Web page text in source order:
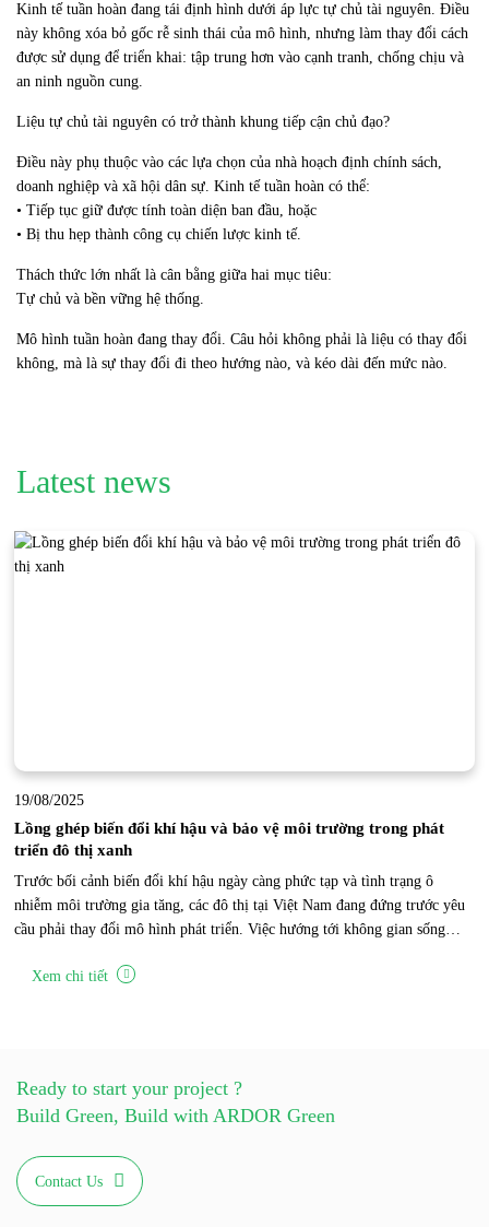
Kinh tế tuần hoàn đang tái định hình dưới áp lực tự chủ tài nguyên. Điều
này không xóa bỏ gốc rễ sinh thái của mô hình, nhưng làm thay đổi cách
được sử dụng để triển khai: tập trung hơn vào cạnh tranh, chống chịu và
an ninh nguồn cung.
Liệu tự chủ tài nguyên có trở thành khung tiếp cận chủ đạo?
Điều này phụ thuộc vào các lựa chọn của nhà hoạch định chính sách,
doanh nghiệp và xã hội dân sự. Kinh tế tuần hoàn có thể:
• Tiếp tục giữ được tính toàn diện ban đầu, hoặc
• Bị thu hẹp thành công cụ chiến lược kinh tế.
Thách thức lớn nhất là cân bằng giữa hai mục tiêu:
Tự chủ và bền vững hệ thống.
Mô hình tuần hoàn đang thay đổi. Câu hỏi không phải là liệu có thay đổi
không, mà là sự thay đổi đi theo hướng nào, và kéo dài đến mức nào.
Latest news
19/08/2025
Lồng ghép biến đổi khí hậu và bảo vệ môi trường trong phát
triển đô thị xanh
Trước bối cảnh biến đổi khí hậu ngày càng phức tạp và tình trạng ô
nhiễm môi trường gia tăng, các đô thị tại Việt Nam đang đứng trước yêu
cầu phải thay đổi mô hình phát triển. Việc hướng tới không gian sống
hỏi sự kết hợp đồng bộ của nhiều giải pháp từ chính sách, công nghệ, tài
Xem chi tiết
Ready to start your project ?
Build Green, Build with ARDOR Green
Contact Us